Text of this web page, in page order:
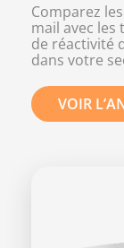
Comparez
mail avec les
de réactivité
dans votre
VOIR